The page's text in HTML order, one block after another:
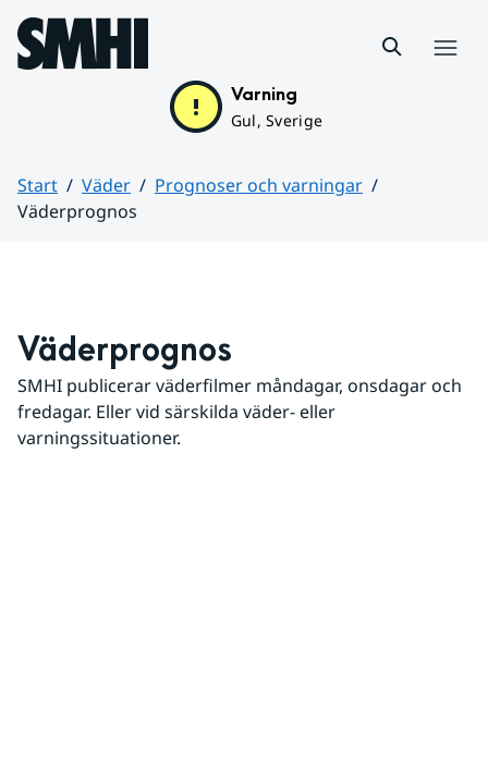
Hoppa till sidans innehåll
Varning
Gul, Sverige
Start Väder
Prognoser och varningar
Väderprognos
Väderprognos
SMHI publicerar väderfilmer måndagar, onsdagar och
fredagar. Eller vid särskilda väder- eller
varningssituationer.